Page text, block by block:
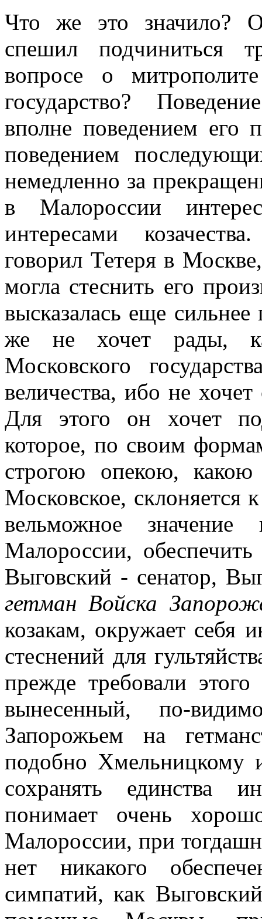
Что же это значило?
спешил подчиниться
вопросе о
государство?
вполне поведением его
поведением
немедленно за
в Малороссии
интересами
говорил Тетеря в
могла стеснить его
высказалась еще
же не хочет рады,
Московского
величества, ибо не
Для этого он хочет
которое, по своим
строгою опекою, какою
Московское, склоняется
вельможное
Малороссии, обеспечить
Выговский - сенатор,
гетман Войска
козакам, окружает себя
стеснений для
прежде требовали
вынесенный, по-
Запорожьем на
подобно Хмельницкому
сохранять единства
понимает очень
Малороссии, при
нет никакого
симпатий, как